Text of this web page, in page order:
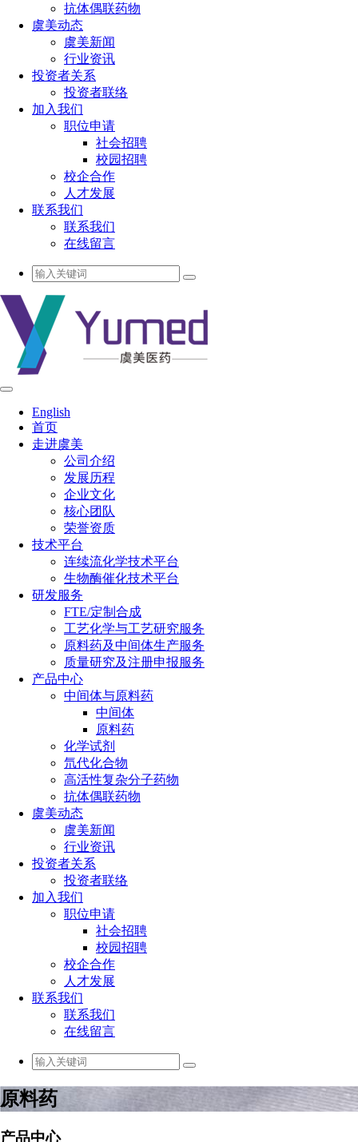
抗体偶联药物
虞美动态
虞美新闻
行业资讯
投资者关系
投资者联络
加入我们
职位申请
社会招聘
校园招聘
校企合作
人才发展
联系我们
联系我们
在线留言
English
首页
走进虞美
公司介绍
发展历程
企业文化
核心团队
荣誉资质
技术平台
连续流化学技术平台
生物酶催化技术平台
研发服务
FTE/定制合成
工艺化学与工艺研究服务
原料药及中间体生产服务
质量研究及注册申报服务
产品中心
中间体与原料药
中间体
原料药
化学试剂
氘代化合物
高活性复杂分子药物
抗体偶联药物
虞美动态
虞美新闻
行业资讯
投资者关系
投资者联络
加入我们
职位申请
社会招聘
校园招聘
校企合作
人才发展
联系我们
联系我们
在线留言
原料药
产品中心